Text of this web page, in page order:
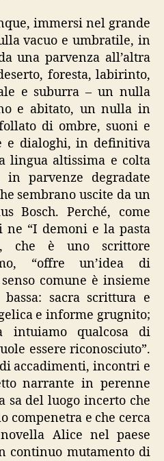
immersi nel grande
vacuo e umbratile, in
una parvenza all’altra
foresta, labirinto,
e suburra – un nulla
e abitato, un nulla in
di ombre, suoni e
e dialoghi, in definitiva
lingua altissima e colta
parvenze degradate
sembrano uscite da un
Bosch. Perché, come
ne “I demoni e la pasta
che è uno scrittore
“offre un’idea di
comune è insieme
sacra scrittura e
e informe grugnito;
intuiamo qualcosa di
essere riconosciuto”.
accadimenti, incontri e
narrante in perenne
sa del luogo incerto che
compenetra e che cerca
Alice nel paese
continuo mutamento di